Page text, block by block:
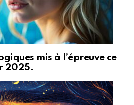
mis à l’épreuve ce
2025.